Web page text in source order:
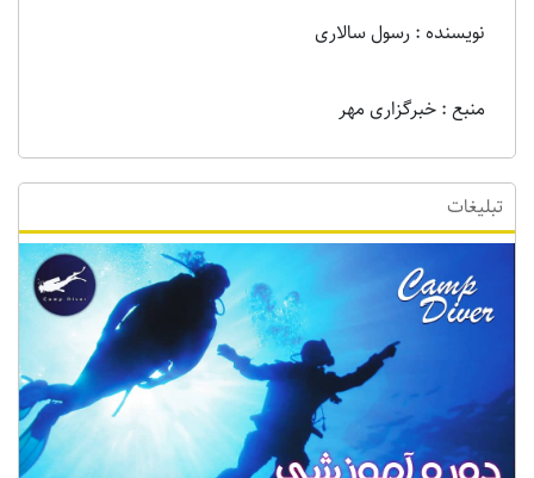
نویسنده : رسول سالاری
منبع : خبرگزاری مهر
تبلیغات